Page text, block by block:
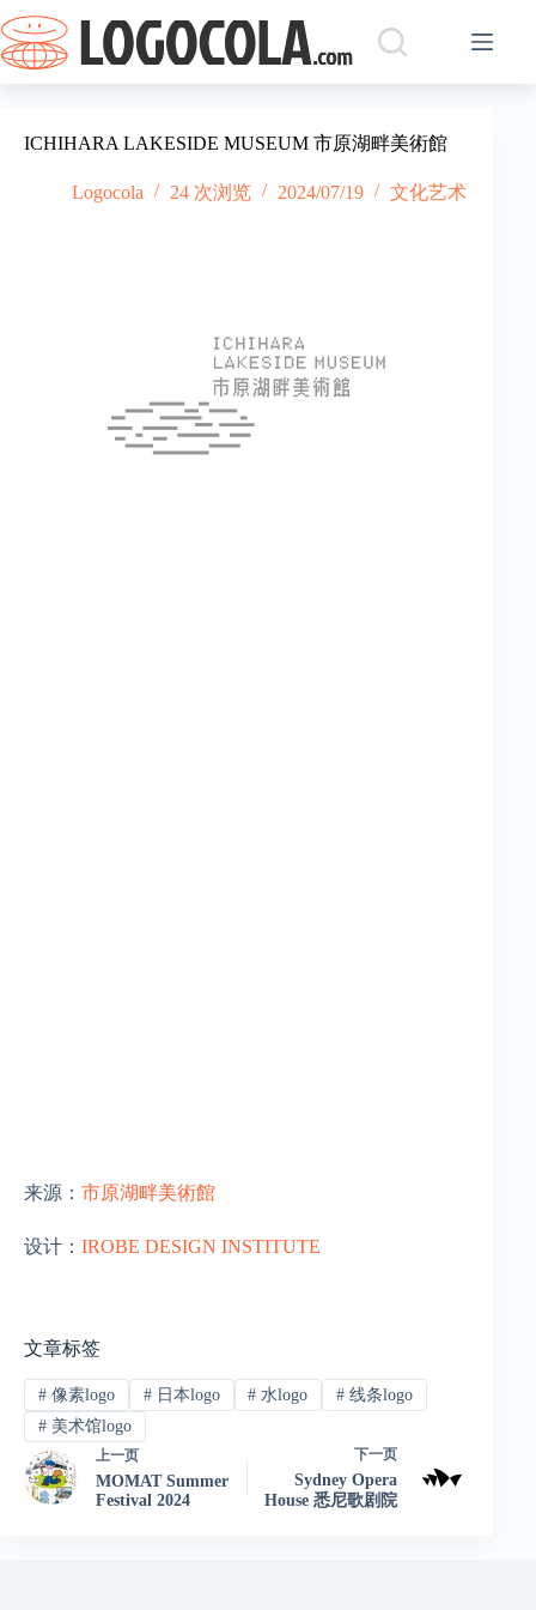
过
内
容
ICHIHARA LAKESIDE MUSEUM 市原湖畔美術館
Logocola 24 次浏览 2024/07/19 文化艺术
来源： 市原湖畔美術館
设计： IROBE DESIGN INSTITUTE
文章标签
#像素logo #日本logo # 水logo # 线条logo
#美术馆logo
上一页
MOMAT Summer
Festival 2024
下一页
Sydney Opera
House 悉尼歌剧院